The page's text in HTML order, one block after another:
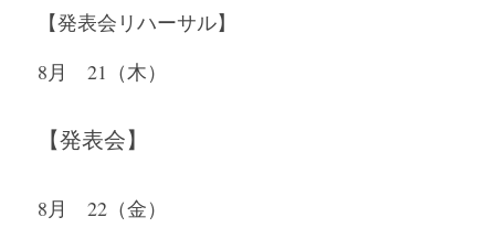
【発表会リハーサル】
8月　21（木）
【発表会】
8月　22（金）